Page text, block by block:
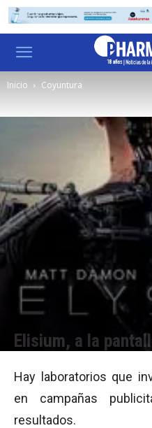
Inicio Coyuntura
Elisium, a la
Hay laboratorios que
en campañas
resultados.